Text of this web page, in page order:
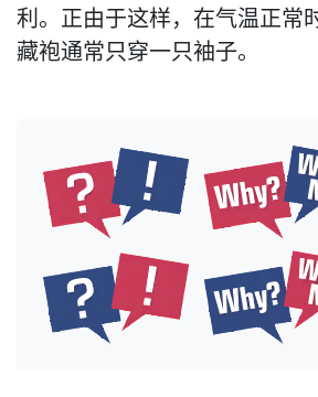
利。正由于这样，在气温正常
藏袍通常只穿一只袖子。